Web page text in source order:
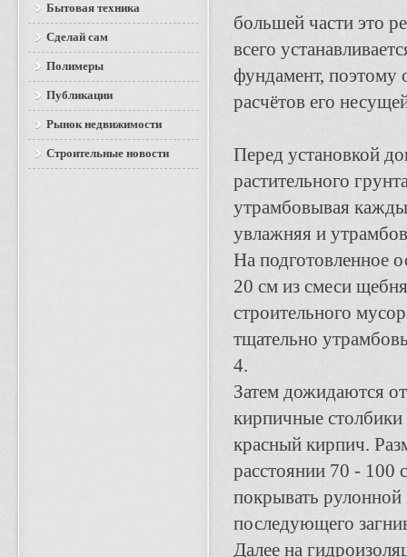
большей части это
всего
фундамент, поэтому
расчётов его
Перед установкой
растительного
утрамбовывая
увлажняя и
На подготовленное
20 см из смеси
строительного
тщательно
4.
Затем дожидаются
кирпичные столбики
красный кирпич.
расстоянии 70 -
покрывать
последующего
Далее на
Бытовая техника
Сделай сам
Полимеры
Публикации
Рынок недвижимости
Строительные новости